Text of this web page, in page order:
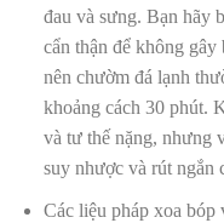
đau và sưng. Bạn hãy
cẩn thận để không
nên chườm đá lạnh
khoảng cách 30 phút.
và tư thế nặng, nhưng
suy nhược và rút ngắn
Các liệu pháp xoa bóp